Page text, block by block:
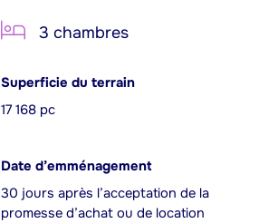
3 chambres
Superficie du terrain
17 168 pc
Date d’emménagement
30 jours après l’acceptation de la
promesse d’achat ou de location